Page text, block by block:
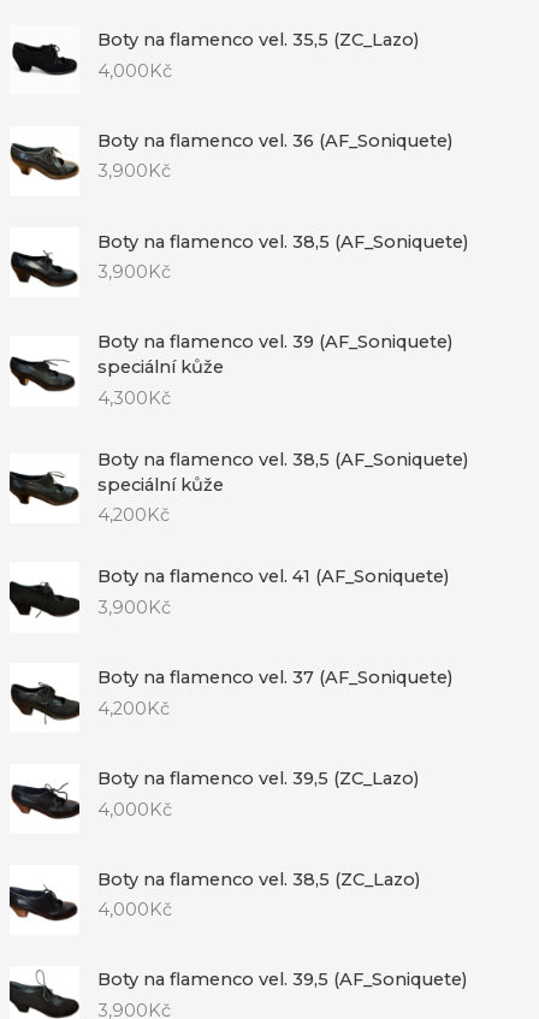
Boty na flamenco vel. 35,5 (ZC_Lazo)
4,000Kč
Boty na flamenco vel. 36 (AF_Soniquete)
3,900 Kč
Boty na flamenco vel. 38,5 (AF_Soniquete)
3,900 Kč
Boty na flamenco vel. 39 (AF_Soniquete)
speciální kůže
4,300Kč
Boty na flamenco vel. 38,5 (AF_Soniquete)
speciální kůže
4,200 Kč
Boty na flamenco vel. 41 (AF_Soniquete)
3,900Kč
Boty na flamenco vel. 37 (AF_Soniquete)
4,200Kč
Boty na flamenco vel. 39,5 (ZC_Lazo)
4,000Kč
Boty na flamenco vel. 38,5 (ZC_Lazo)
4,000 Kč
Boty na flamenco vel. 39,5 (AF_Soniquete)
3,900Kč